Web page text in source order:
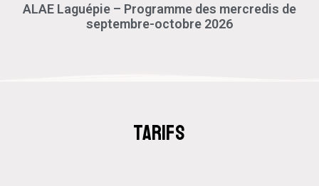
ALAE Laguépie – Programme des mercredis de
septembre-octobre 2026
Tarifs